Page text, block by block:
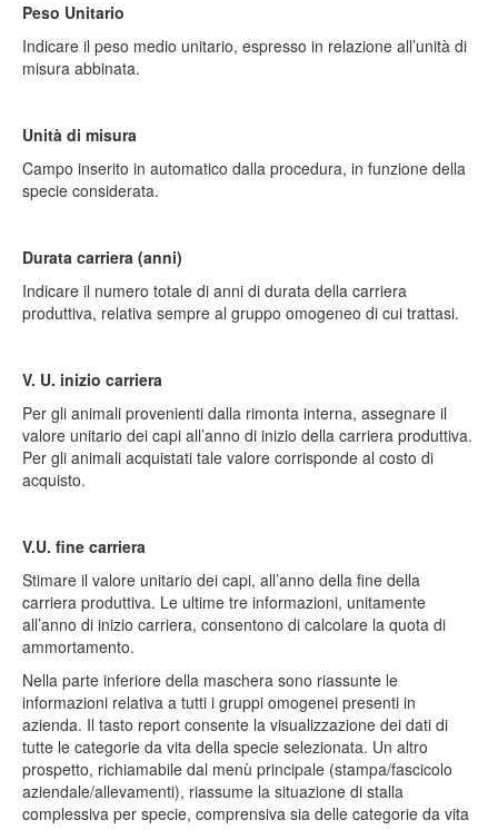
Peso Unitario
Indicare il peso medio unitario, espresso in relazione all’unità di
misura abbinata.
Unità di misura
Campo inserito in automatico dalla procedura, in funzione della
specie considerata.
Durata carriera (anni)
Indicare il numero totale di anni di durata della carriera
produttiva, relativa sempre al gruppo omogeneo di cui trattasi.
V. U. inizio carriera
Per gli animali provenienti dalla rimonta interna, assegnare il
valore unitario dei capi all’anno di inizio della carriera produttiva.
Per gli animali acquistati tale valore corrisponde al costo di
acquisto.
V.U. fine carriera
Stimare il valore unitario dei capi, all’anno della fine della
carriera produttiva. Le ultime tre informazioni, unitamente
all’anno di inizio carriera, consentono di calcolare la quota di
ammortamento.
Nella parte inferiore della maschera sono riassunte le
informazioni relativa a tutti i gruppi omogenei presenti in
azienda. Il tasto report consente la visualizzazione dei dati di
tutte le categorie da vita della specie selezionata. Un altro
prospetto, richiamabile dal menù principale (stampa/fascicolo
aziendale/allevamenti), riassume la situazione di stalla
complessiva per specie, comprensiva sia delle categorie da vita